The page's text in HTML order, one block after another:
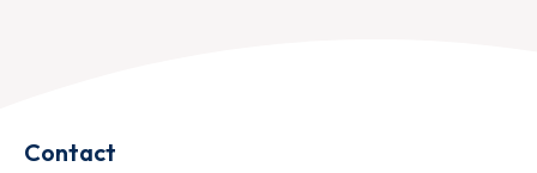
Contact